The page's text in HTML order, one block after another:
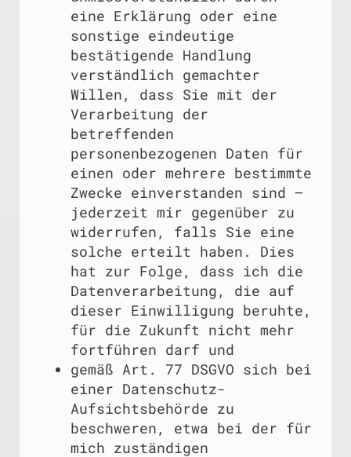
eine Erklärung oder eine
sonstige eindeutige
bestätigende Handlung
verständlich gemachter
Willen, dass Sie mit der
Verarbeitung der
betreffenden
personenbezogenen Daten für
einen oder mehrere bestimmte
Zwecke einverstanden sind –
jederzeit mir gegenüber zu
widerrufen, falls Sie eine
solche erteilt haben. Dies
hat zur Folge, dass ich die
Datenverarbeitung, die auf
dieser Einwilligung beruhte,
für die Zukunft nicht mehr
fortführen darf und
gemäß Art. 77 DSGVO sich bei
einer Datenschutz-
Aufsichtsbehörde zu
beschweren, etwa bei der für
mich zuständigen